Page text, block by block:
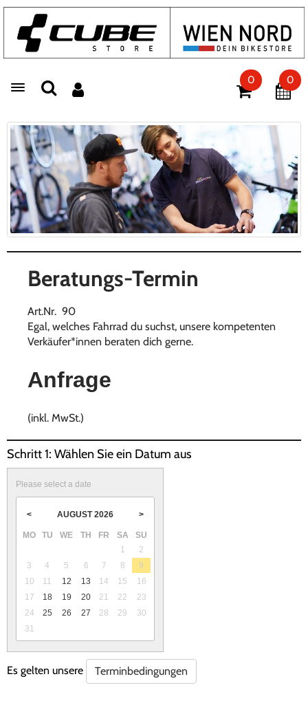
Toggle navigation
0 0
Beratungs-Termin
Art.Nr. 90
Egal, welches Fahrrad du suchst, unsere kompetenten
Verkäufer*innen beraten dich gerne.
Anfrage
(inkl. MwSt.)
Schritt 1: Wählen Sie ein Datum aus
Please select a date
< AUGUST 2026 >
MO TU WE TH FR SA
SU
1
2
3
4 5 6 7 8
9
10
11 12 13 14 15
16
17
18 19 20 21 22
23
24
25 26 27 28 29
30
31
Es gelten unsere Terminbedingungen